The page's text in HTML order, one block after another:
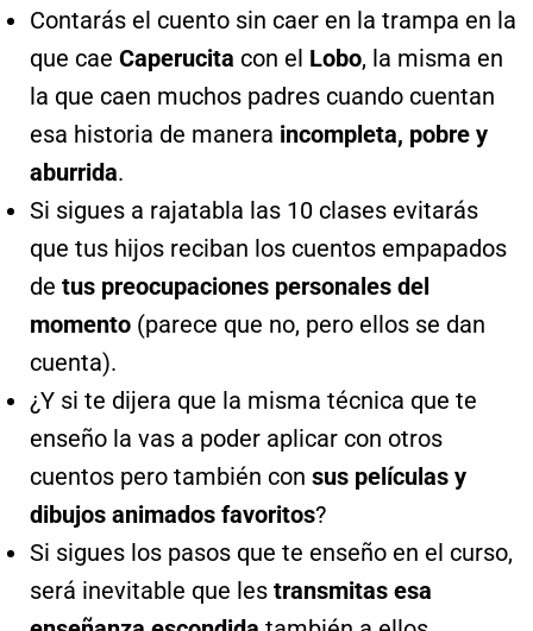
Contarás el cuento sin caer en la trampa en la
que cae Caperucita con el Lobo, la misma en
la que caen muchos padres cuando cuentan
esa historia de manera incompleta, pobre y
aburrida.
Si sigues a rajatabla las 10 clases evitarás
que tus hijos reciban los cuentos empapados
de tus preocupaciones personales del
momento (parece que no, pero ellos se dan
cuenta).
¿Y si te dijera que la misma técnica que te
enseño la vas a poder aplicar con otros
cuentos pero también con sus películas y
dibujos animados favoritos?
Si sigues los pasos que te enseño en el curso,
será inevitable que les transmitas esa